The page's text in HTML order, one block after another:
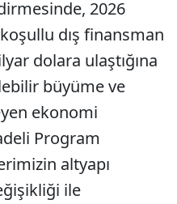
2026
dış finansman
dolara ulaştığına
büyüme ve
ekonomi
Program
altyapı
ile